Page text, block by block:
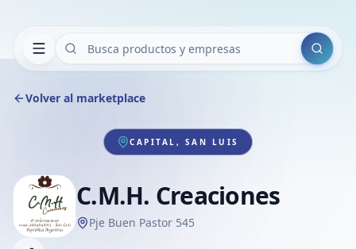
Buscar
Volver al marketplace
CAPITAL, SAN LUIS
C.M.H. Creaciones
Pje Buen Pastor 545